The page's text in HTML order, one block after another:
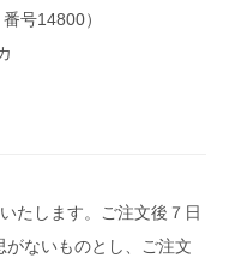
14800）
たします。ご注文後７日
がないものとし、ご注文